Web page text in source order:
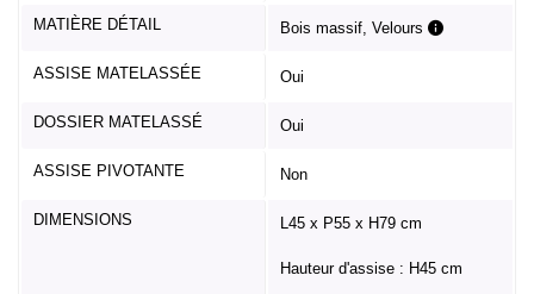
MATIÈRE DÉTAIL Bois massif, Velours
ASSISE MATELASSÉE Oui
DOSSIER MATELASSÉ Oui
ASSISE PIVOTANTE Non
DIMENSIONS L45 x P55 x H79 cm
Hauteur d'assise : H45 cm